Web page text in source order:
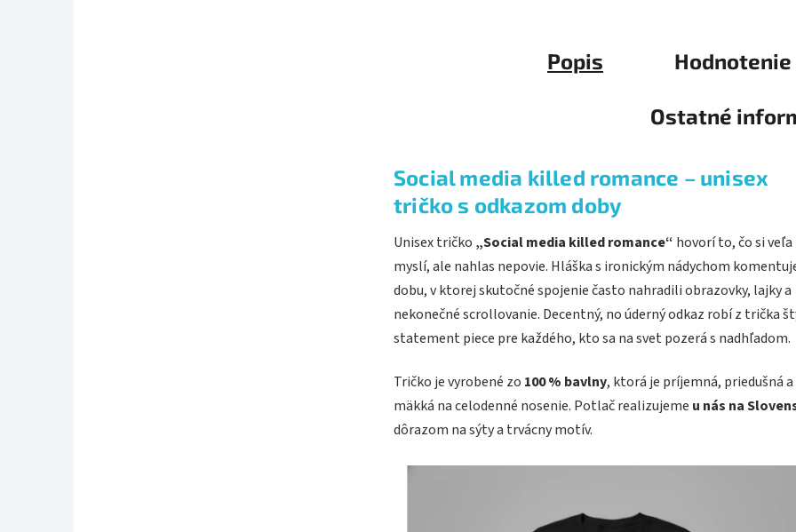
Popis Hodnotenie
Ostatné
Social media killed romance – unisex
tričko s odkazom doby
Unisex tričko „Social media killed romance“ hovorí to, čo si
myslí, ale nahlas nepovie. Hláška s ironickým nádychom
dobu, v ktorej skutočné spojenie často nahradili obrazovky, lajky a
nekonečné scrollovanie. Decentný, no úderný odkaz robí z trička
statement piece pre každého, kto sa na svet pozerá s nadhľadom.
Tričko je vyrobené zo 100 % bavlny, ktorá je príjemná, priedušná a
mäkká na celodenné nosenie. Potlač realizujeme u nás na
dôrazom na sýty a trvácny motív.